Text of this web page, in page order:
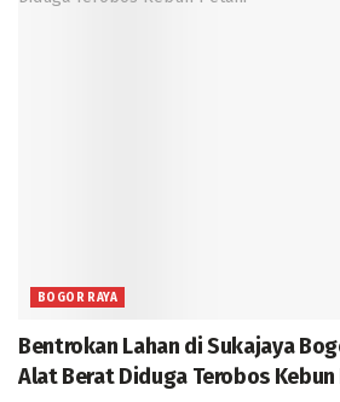
BOGOR RAYA
Bentrokan Lahan di Sukajaya
Alat Berat Diduga Terobos